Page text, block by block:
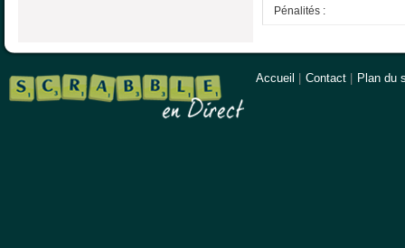
Pénalités :
Accueil Contact Plan du